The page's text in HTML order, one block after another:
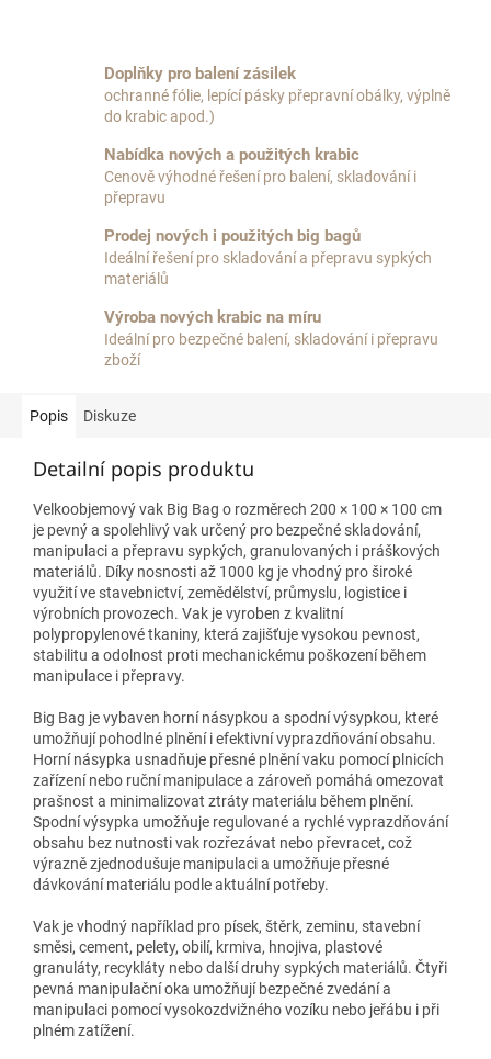
Doplňky pro balení zásilek
ochranné fólie, lepící pásky přepravní obálky, výplně
do krabic apod.)
Nabídka nových a použitých krabic
Cenově výhodné řešení pro balení, skladování i
přepravu
Prodej nových i použitých big bagů
Ideální řešení pro skladování a přepravu sypkých
materiálů
Výroba nových krabic na míru
Ideální pro bezpečné balení, skladování i přepravu
zboží
Popis Diskuze
Detailní popis produktu
Velkoobjemový vak Big Bag o rozměrech 200 × 100 × 100 cm
je pevný a spolehlivý vak určený pro bezpečné skladování,
manipulaci a přepravu sypkých, granulovaných i práškových
materiálů. Díky nosnosti až 1000 kg je vhodný pro široké
využití ve stavebnictví, zemědělství, průmyslu, logistice i
výrobních provozech. Vak je vyroben z kvalitní
polypropylenové tkaniny, která zajišťuje vysokou pevnost,
stabilitu a odolnost proti mechanickému poškození během
manipulace i přepravy.
Big Bag je vybaven horní násypkou a spodní výsypkou, které
umožňují pohodlné plnění i efektivní vyprazdňování obsahu.
Horní násypka usnadňuje přesné plnění vaku pomocí plnicích
zařízení nebo ruční manipulace a zároveň pomáhá omezovat
prašnost a minimalizovat ztráty materiálu během plnění.
Spodní výsypka umožňuje regulované a rychlé vyprazdňování
obsahu bez nutnosti vak rozřezávat nebo převracet, což
výrazně zjednodušuje manipulaci a umožňuje přesné
dávkování materiálu podle aktuální potřeby.
Vak je vhodný například pro písek, štěrk, zeminu, stavební
směsi, cement, pelety, obilí, krmiva, hnojiva, plastové
granuláty, recykláty nebo další druhy sypkých materiálů. Čtyři
pevná manipulační oka umožňují bezpečné zvedání a
manipulaci pomocí vysokozdvižného vozíku nebo jeřábu i při
plném zatížení.